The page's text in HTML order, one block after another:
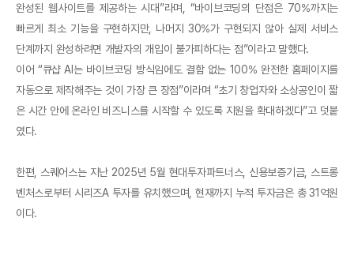
완성된 웹사이트를 제공하는 시대”라며, “바이브코딩의 단점은 70%까지는
빠르게 최소 기능을 구현하지만, 나머지 30%가 구현되지 않아 실제 서비스
단계까지 완성하려면 개발자의 개입이 불가피하다는 점”이라고 말했다.
이어 “큐샵 AI는 바이브코딩 방식임에도 결함 없는 100% 완전한 홈페이지를
자동으로 제작해주는 것이 가장 큰 장점”이라며 “초기 창업자와 소상공인이 짧
은 시간 안에 온라인 비즈니스를 시작할 수 있도록 지원을 확대하겠다”고 덧붙
였다.
한편, 스퀘어스는 지난 2025년 5월 현대투자파트너스, 신용보증기금, 스트롱
벤처스로부터 시리즈A 투자를 유치했으며, 현재까지 누적 투자금은 총 31억원
이다.